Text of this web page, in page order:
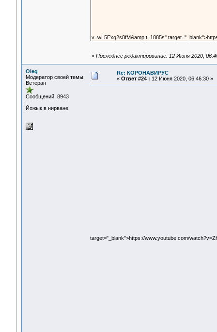
v=wL5Exq2s8fM&amp;t=1885s"
« Последнее редактирование: 12 Июня 2020,
Oleg
Модератор своей темы
Ветеран
Сообщений: 8943
Йожык в нирване
Re: КОРОНАВИРУС
« Ответ #24 : 12 Июня 2020, 06:46:30 »
target="_blank">https://www.youtube.com/